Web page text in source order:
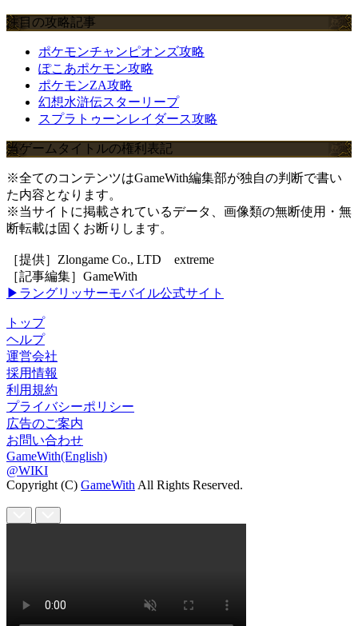
注目の攻略記事
ポケモンチャンピオンズ攻略
ぽこあポケモン攻略
ポケモンZA攻略
幻想水滸伝スターリープ
スプラトゥーンレイダース攻略
当ゲームタイトルの権利表記
※全てのコンテンツはGameWith編集部が独自の判断で書い
た内容となります。
※当サイトに掲載されているデータ、画像類の無断使用・無
断転載は固くお断りします。
［提供］Zlongame Co., LTD extreme
［記事編集］GameWith
▶ラングリッサーモバイル公式サイト
トップ
ヘルプ
運営会社
採用情報
利用規約
プライバシーポリシー
広告のご案内
お問い合わせ
GameWith(English)
@WIKI
Copyright (C) GameWith All Rights Reserved.